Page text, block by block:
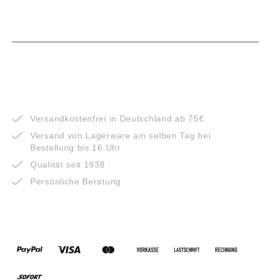
Versandkostenfrei in Deutschland ab 75€
Versand von Lagerware am selben Tag bei
Bestellung bis 16 Uhr
Qualität seit 1938
Persönliche Beratung